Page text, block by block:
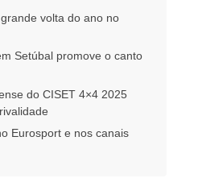
volta do ano no
Setúbal promove o canto
do CISET 4×4 2025
Eurosport e nos canais